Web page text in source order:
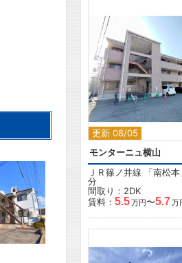
2
更新 08/05
モンターニュ横山
ＪＲ篠ノ井線 「南松本
分
間取り：2DK
賃料： 5.5万円〜5.7万